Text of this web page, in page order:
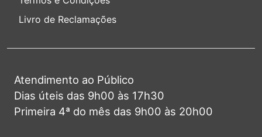
Livro de Reclamações
Atendimento ao Público
Dias úteis das 9h00 às 17h30
Primeira 4ª do mês das 9h00 às 20h00